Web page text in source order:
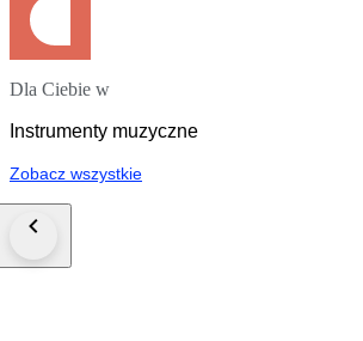
Dla Ciebie w
Instrumenty muzyczne
Zobacz wszystkie